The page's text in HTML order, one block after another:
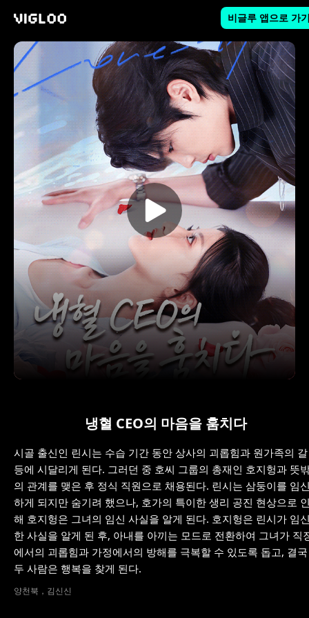
비글루 앱으로 가
냉혈 CEO의 마음을 훔치다
시골 출신인 린시는 수습 기간 동안 상사의 괴롭힘과 원가족의 갈
등에 시달리게 된다. 그러던 중 호씨 그룹의 총재인 호지헝과 뜻
의 관계를 맺은 후 정식 직원으로 채용된다. 린시는 삼둥이를 임
하게 되지만 숨기려 했으나, 호가의 특이한 생리 공진 현상으로
해 호지헝은 그녀의 임신 사실을 알게 된다. 호지헝은 린시가 임
한 사실을 알게 된 후, 아내를 아끼는 모드로 전환하여 그녀가 직
에서의 괴롭힘과 가정에서의 방해를 극복할 수 있도록 돕고, 결국
두 사람은 행복을 찾게 된다.
양천북，김신신